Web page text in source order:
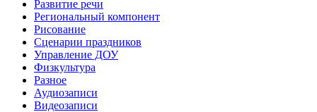
Развитие речи
Региональный компонент
Рисование
Сценарии праздников
Управление ДОУ
Физкультура
Разное
Аудиозаписи
Видеозаписи